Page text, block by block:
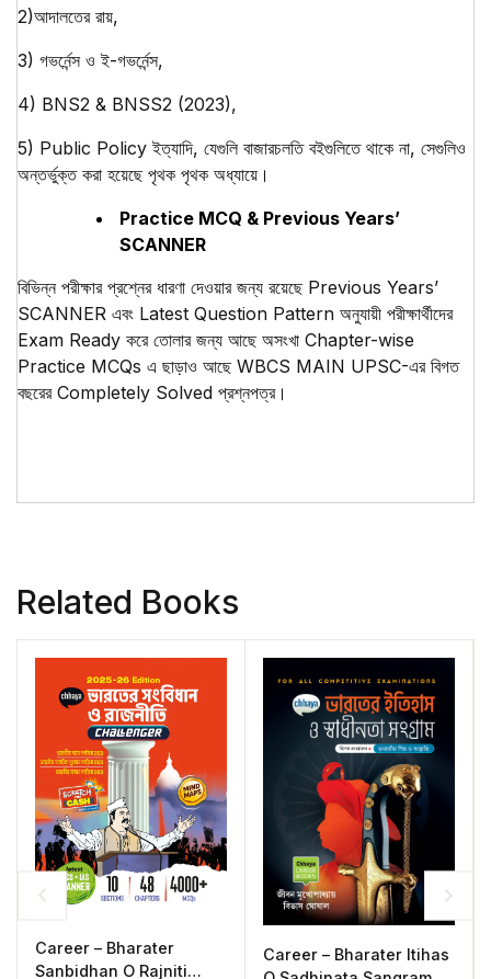
2)আদালতের রায়,
3) গভর্নেন্স ও ই-গভর্নেন্স,
4) BNS2 & BNSS2 (2023),
5) Public Policy ইত্যাদি, যেগুলি বাজারচলতি বইগুলিতে থাকে না, সেগুলিও
অন্তর্ভুক্ত করা হয়েছে পৃথক পৃথক অধ্যায়ে।
Practice MCQ & Previous Years’
SCANNER
বিভিন্ন পরীক্ষার প্রশ্নের ধারণা দেওয়ার জন্য রয়েছে Previous Years’
SCANNER এবং Latest Question Pattern অনুযায়ী পরীক্ষার্থীদের
Exam Ready করে তোলার জন্য আছে অসংখা Chapter-wise
Practice MCQs এ ছাড়াও আছে WBCS MAIN UPSC-এর বিগত
বছরের Completely Solved প্রশ্নপত্র।
Related Books
Career – Bharater
Sanbidhan O Rajniti
Career – Bharater Itihas